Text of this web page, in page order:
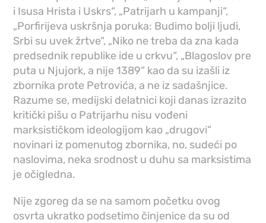
i Isusa Hrista i Uskrs“, „Patrijarh u kampanji“,
„Porfirijeva uskršnja poruka: Budimo bolji ljudi,
Srbi su uvek žrtve“, „Niko ne treba da zna kada
predsednik republike ide u crkvu“, „Blagoslov pre
puta u Njujork, a nije 1389“ kao da su izašli iz
zbornika prote Petrovića, a ne iz sadašnjice.
Razume se, medijski delatnici koji danas izrazito
kritički pišu o Patrijarhu nisu vođeni
marksističkom ideologijom kao „drugovi“
novinari iz pomenutog zbornika, no, sudeći po
naslovima, neka srodnost u duhu sa marksistima
je očigledna.
Nije zgoreg da se na samom početku ovog
osvrta ukratko podsetimo činjenice da su od